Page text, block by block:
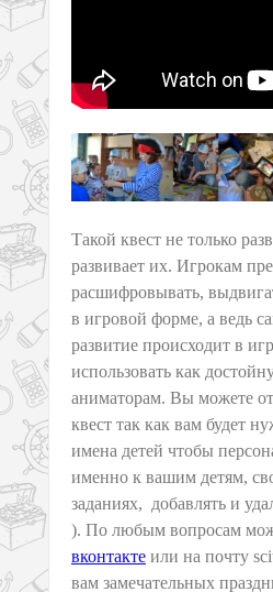
Такой квест не только
развивает их. Игрокам
расшифровывать,
в игровой форме, а ведь
развитие происходит в
использовать как
аниматорам. Вы можете
квест так как вам будет
имена детей чтобы
именно к вашим детям,
заданиях, добавлять и
). По любым вопросам
вконтакте или на почту
вам замечательных